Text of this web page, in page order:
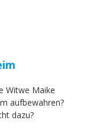
Witwe Maike
aufbewahren?
dazu?